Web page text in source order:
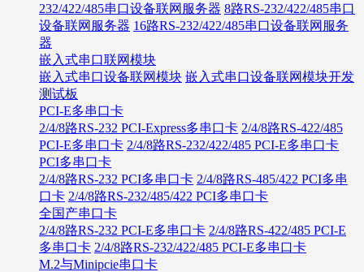
232/422/485串口设备联网服务器 8路RS-232/422/485串口
设备联网服务器 16路RS-232/422/485串口设备联网服务
器
嵌入式串口联网模块
嵌入式串口设备联网模块 嵌入式串口设备联网模块开发
测试板
PCI-E多串口卡
2/4/8路RS-232 PCI-Express多串口卡 2/4/8路RS-422/485
PCI-E多串口卡 2/4/8路RS-232/422/485 PCI-E多串口卡
PCI多串口卡
2/4/8路RS-232 PCI多串口卡 2/4/8路RS-485/422 PCI多串
口卡 2/4/8路RS-232/485/422 PCI多串口卡
全国产串口卡
2/4/8路RS-232 PCI-E多串口卡 2/4/8路RS-422/485 PCI-E
多串口卡 2/4/8路RS-232/422/485 PCI-E多串口卡
M.2与Minipcie串口卡